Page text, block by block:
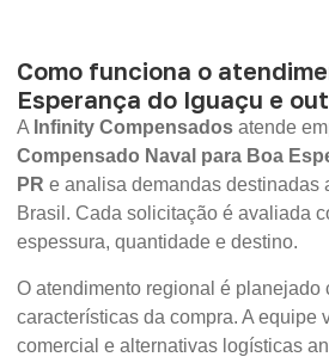
Como funciona o
Esperança do Iguaçu e
A Infinity Compensados atende
Compensado Naval para Boa
PR e analisa demandas destinadas
Brasil. Cada solicitação é avaliada
espessura, quantidade e destino.
O atendimento regional é planejado
características da compra. A equipe
comercial e alternativas logísticas